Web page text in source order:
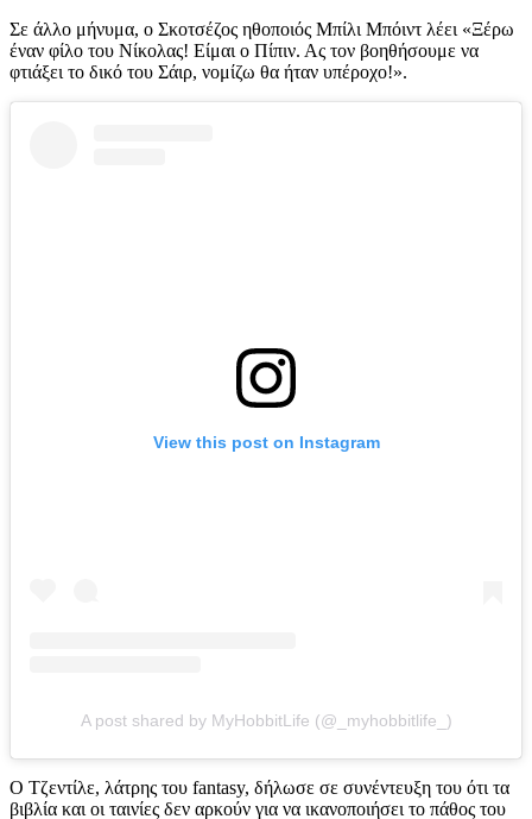
Σε άλλο μήνυμα, ο Σκοτσέζος ηθοποιός Μπίλι Μπόιντ λέει «Ξέρω
έναν φίλο του Νίκολας! Είμαι ο Πίπιν. Ας τον βοηθήσουμε να
φτιάξει το δικό του Σάιρ, νομίζω θα ήταν υπέροχο!».
View this post on Instagram
A post shared by MyHobbitLife (@_myhobbitlife_)
Ο Τζεντίλε, λάτρης του fantasy, δήλωσε σε συνέντευξη του ότι τα
βιβλία και οι ταινίες δεν αρκούν για να ικανοποιήσει το πάθος του